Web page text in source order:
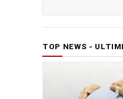
TOP NEWS -